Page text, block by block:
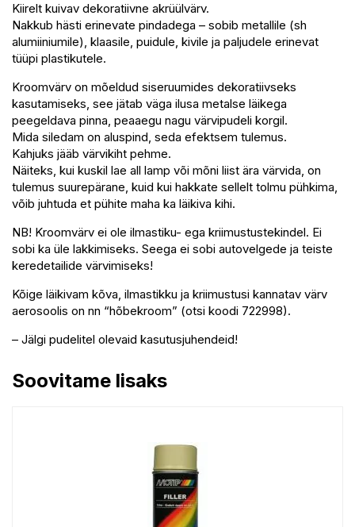
Kiirelt kuivav dekoratiivne akrüülvärv.
Nakkub hästi erinevate pindadega – sobib metallile (sh
alumiiniumile), klaasile, puidule, kivile ja paljudele erinevat
tüüpi plastikutele.
Kroomvärv on mõeldud siseruumides dekoratiivseks
kasutamiseks, see jätab väga ilusa metalse läikega
peegeldava pinna, peaaegu nagu värvipudeli korgil.
Mida siledam on aluspind, seda efektsem tulemus.
Kahjuks jääb värvikiht pehme.
Näiteks, kui kuskil lae all lamp või mõni liist ära värvida, on
tulemus suurepärane, kuid kui hakkate sellelt tolmu pühkima,
võib juhtuda et pühite maha ka läikiva kihi.
NB! Kroomvärv ei ole ilmastiku- ega kriimustustekindel. Ei
sobi ka üle lakkimiseks. Seega ei sobi autovelgede ja teiste
keredetailide värvimiseks!
Kõige läikivam kõva, ilmastikku ja kriimustusi kannatav värv
aerosoolis on nn “hõbekroom” (otsi koodi 722998).
– Jälgi pudelitel olevaid kasutusjuhendeid!
Soovitame lisaks